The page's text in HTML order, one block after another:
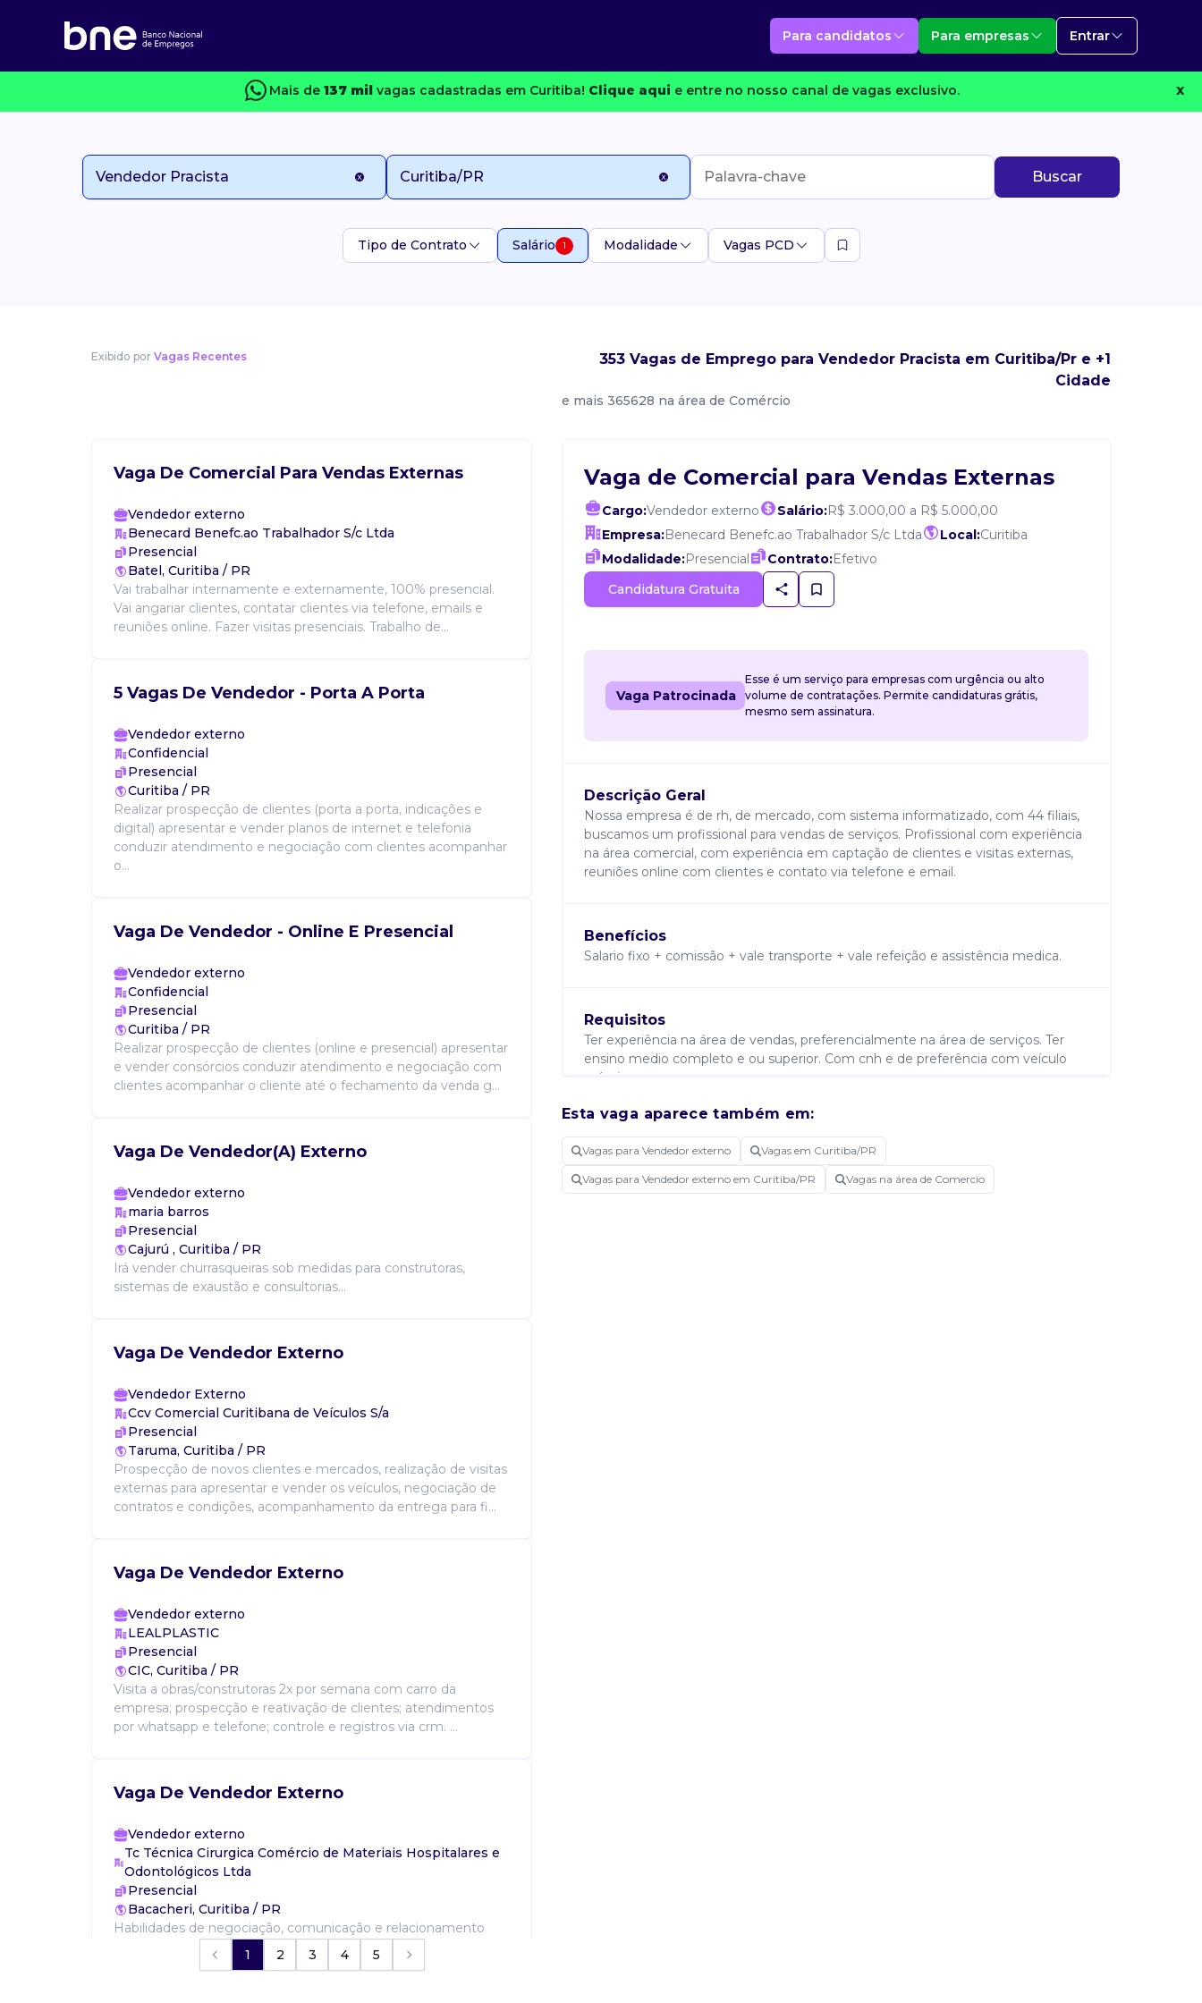
Para candidatos Para empresas Entrar
Mais de 137 mil vagas cadastradas em Curitiba! Clique aqui e entre no nosso canal de vagas exclusivo. X
Buscar
Tipo de Contrato Salário 1 Modalidade Vagas PCD
Exibido por Vagas Recentes
353 Vagas de Emprego para Vendedor Pracista em Curitiba/Pr e +1
Cidade
e mais 365628 na área de Comércio
Vaga De Comercial Para Vendas Externas
Vendedor externo
Benecard Benefc.ao Trabalhador S/c Ltda
Presencial
Batel, Curitiba / PR
Vai trabalhar internamente e externamente, 100% presencial.
Vai angariar clientes, contatar clientes via telefone, emails e
reuniões online. Fazer visitas presenciais. Trabalho de...
5 Vagas De Vendedor - Porta A Porta
Vendedor externo
Confidencial
Presencial
Curitiba / PR
Realizar prospecção de clientes (porta a porta, indicações e
digital) apresentar e vender planos de internet e telefonia
conduzir atendimento e negociação com clientes acompanhar
o...
Vaga De Vendedor - Online E Presencial
Vendedor externo
Confidencial
Presencial
Curitiba / PR
Realizar prospecção de clientes (online e presencial) apresentar
e vender consórcios conduzir atendimento e negociação com
clientes acompanhar o cliente até o fechamento da venda g...
Vaga De Vendedor(A) Externo
Vendedor externo
maria barros
Presencial
Cajurú , Curitiba / PR
Irá vender churrasqueiras sob medidas para construtoras,
sistemas de exaustão e consultorias...
Vaga De Vendedor Externo
Vendedor Externo
Ccv Comercial Curitibana de Veículos S/a
Presencial
Taruma, Curitiba / PR
Prospecção de novos clientes e mercados, realização de visitas
externas para apresentar e vender os veículos, negociação de
contratos e condições, acompanhamento da entrega para fi...
Vaga De Vendedor Externo
Vendedor externo
LEALPLASTIC
Presencial
CIC, Curitiba / PR
Visita a obras/construtoras 2x por semana com carro da
empresa; prospecção e reativação de clientes; atendimentos
por whatsapp e telefone; controle e registros via crm. ...
Vaga De Vendedor Externo
Vendedor externo
Tc Técnica Cirurgica Comércio de Materiais Hospitalares e
Odontológicos Ltda
Presencial
Bacacheri, Curitiba / PR
Habilidades de negociação, comunicação e relacionamento
com clientes; organização e capacidade de lidar com
1 2 3 4 5
Vaga de Comercial para Vendas Externas
Cargo:Vendedor externo Salário:R$ 3.000,00 a R$ 5.000,00
Empresa:Benecard Benefc.ao Trabalhador S/c Ltda Local:Curitiba
Modalidade:Presencial Contrato:Efetivo
Candidatura Gratuita
Vaga Patrocinada
Esse é um serviço para empresas com urgência ou alto
volume de contratações. Permite candidaturas grátis,
mesmo sem assinatura.
Descrição Geral
Nossa empresa é de rh, de mercado, com sistema informatizado, com 44 filiais,
buscamos um profissional para vendas de serviços. Profissional com experiência
na área comercial, com experiência em captação de clientes e visitas externas,
reuniões online com clientes e contato via telefone e email.
Benefícios
Salario fixo + comissão + vale transporte + vale refeição e assistência medica.
Requisitos
Ter experiência na área de vendas, preferencialmente na área de serviços. Ter
ensino medio completo e ou superior. Com cnh e de preferência com veículo
próprio.
Atribuições
Vai trabalhar internamente e externamente, 100% presencial. Vai angariar
clientes, contatar clientes via telefone, emails e reuniões online. Fazer visitas
presenciais. Trabalho de segunda a sexta.
Esta vaga aparece também em:
Vagas para Vendedor externo Vagas em Curitiba/PR
Vagas para Vendedor externo em Curitiba/PR Vagas na área de Comercio